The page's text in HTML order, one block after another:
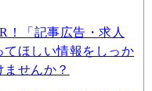
！「記事広告・求人
てほしい情報をしっか
せんか？